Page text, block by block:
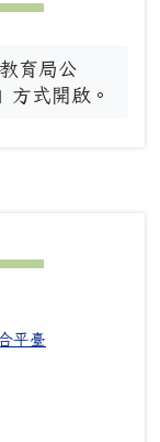
育局公
方式開啟。
平臺